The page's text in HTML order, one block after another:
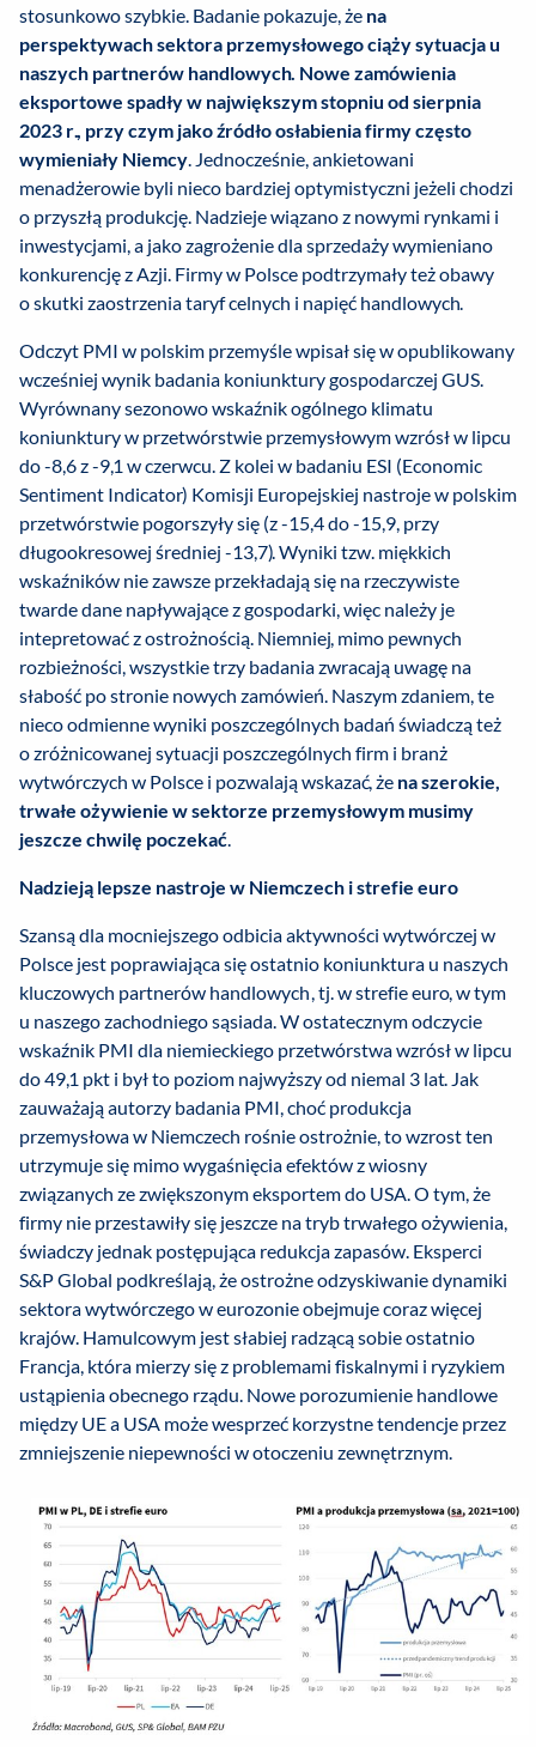
stosunkowo szybkie. Badanie pokazuje, że na
perspektywach sektora przemysłowego ciąży sytuacja u
naszych partnerów handlowych. Nowe zamówienia
eksportowe spadły w największym stopniu od sierpnia
2023 r., przy czym jako źródło osłabienia firmy często
wymieniały Niemcy. Jednocześnie, ankietowani
menadżerowie byli nieco bardziej optymistyczni jeżeli chodzi
o przyszłą produkcję. Nadzieje wiązano z nowymi rynkami i
inwestycjami, a jako zagrożenie dla sprzedaży wymieniano
konkurencję z Azji. Firmy w Polsce podtrzymały też obawy
o skutki zaostrzenia taryf celnych i napięć handlowych.
Odczyt PMI w polskim przemyśle wpisał się w opublikowany
wcześniej wynik badania koniunktury gospodarczej GUS.
Wyrównany sezonowo wskaźnik ogólnego klimatu
koniunktury w przetwórstwie przemysłowym wzrósł w lipcu
do -8,6 z -9,1 w czerwcu. Z kolei w badaniu ESI (Economic
Sentiment Indicator) Komisji Europejskiej nastroje w polskim
przetwórstwie pogorszyły się (z -15,4 do -15,9, przy
długookresowej średniej -13,7). Wyniki tzw. miękkich
wskaźników nie zawsze przekładają się na rzeczywiste
twarde dane napływające z gospodarki, więc należy je
intepretować z ostrożnością. Niemniej, mimo pewnych
rozbieżności, wszystkie trzy badania zwracają uwagę na
słabość po stronie nowych zamówień. Naszym zdaniem, te
nieco odmienne wyniki poszczególnych badań świadczą też
o zróżnicowanej sytuacji poszczególnych firm i branż
wytwórczych w Polsce i pozwalają wskazać, że na szerokie,
trwałe ożywienie w sektorze przemysłowym musimy
jeszcze chwilę poczekać.
Nadzieją lepsze nastroje w Niemczech i strefie euro
Szansą dla mocniejszego odbicia aktywności wytwórczej w
Polsce jest poprawiająca się ostatnio koniunktura u naszych
kluczowych partnerów handlowych, tj. w strefie euro, w tym
u naszego zachodniego sąsiada. W ostatecznym odczycie
wskaźnik PMI dla niemieckiego przetwórstwa wzrósł w lipcu
do 49,1 pkt i był to poziom najwyższy od niemal 3 lat. Jak
zauważają autorzy badania PMI, choć produkcja
przemysłowa w Niemczech rośnie ostrożnie, to wzrost ten
utrzymuje się mimo wygaśnięcia efektów z wiosny
związanych ze zwiększonym eksportem do USA. O tym, że
firmy nie przestawiły się jeszcze na tryb trwałego ożywienia,
świadczy jednak postępująca redukcja zapasów. Eksperci
S&P Global podkreślają, że ostrożne odzyskiwanie dynamiki
sektora wytwórczego w eurozonie obejmuje coraz więcej
krajów. Hamulcowym jest słabiej radzącą sobie ostatnio
Francja, która mierzy się z problemami fiskalnymi i ryzykiem
ustąpienia obecnego rządu. Nowe porozumienie handlowe
między UE a USA może wesprzeć korzystne tendencje przez
zmniejszenie niepewności w otoczeniu zewnętrznym.